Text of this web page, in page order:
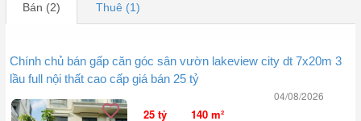
Bán (2) Thuê (1)
Chính chủ bán gấp căn góc sân vườn lakeview city dt 7x20m 3
lầu full nội thất cao cấp giá bán 25 tỷ
04/08/2026
25 tỷ 140 m²